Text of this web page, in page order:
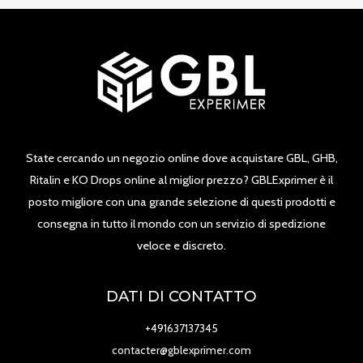
State cercando un negozio online dove acquistare GBL, GHB,
Ritalin e KO Drops online al miglior prezzo? GBLExprimer è il
posto migliore con una grande selezione di questi prodotti e
consegna in tutto il mondo con un servizio di spedizione
veloce e discreto.
DATI DI CONTATTO
+491637137345
contacter@gblexprimer.com